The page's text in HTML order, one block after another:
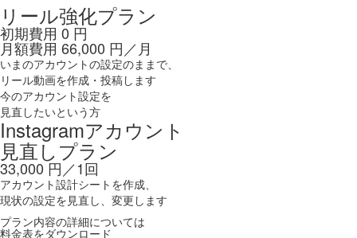
リール強化プラン
初期費用 0 円
月額費用 66,000 円／月
いまのアカウントの設定のままで、
リール動画を作成・投稿します
今のアカウント設定を
見直したいという方
Instagramアカウント
見直しプラン
33,000 円／1回
アカウント設計シートを作成、
現状の設定を見直し、変更します
プラン内容の詳細については
料金表をダウンロード